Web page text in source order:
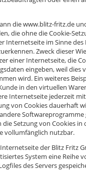
die www.blitz-fritz.de
die ohne die Cookie-
im Sinne
Zweck dieser
einer Internetseite, die
eingeben, weil
wird. Ein weiteres
in den virtuellen
Internetseite jederzeit
von Cookies dauerhaft
Softwareprogramme
Setzung von Cookies
vollumfänglich nutzbar.
der Blitz Fritz
System eine Reihe
des Servers